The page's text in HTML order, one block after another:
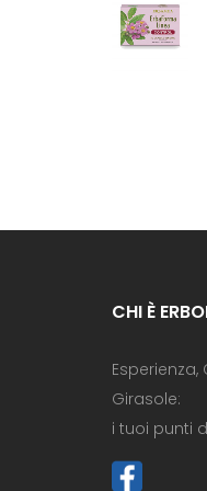
CHI È
Girasole:
i tuoi punti